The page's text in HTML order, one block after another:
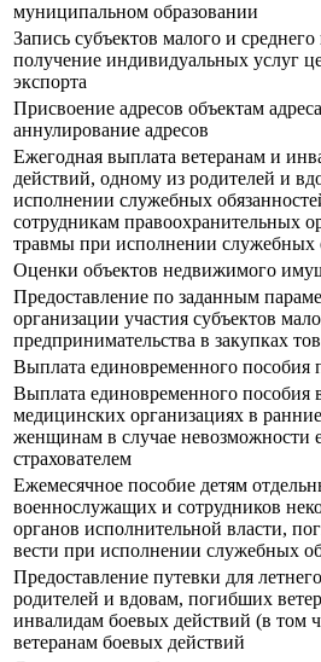
муниципальном образовании
Запись субъектов малого и
получение индивидуальных услуг
экспорта
Присвоение адресов объектам
аннулирование адресов
Ежегодная выплата ветеранам и
действий, одному из родителей и
исполнении служебных
сотрудникам правоохранительных
травмы при исполнении служебных
Оценки объектов недвижимого
Предоставление по заданным
организации участия субъектов
предпринимательства в закупках
Выплата единовременного пособия
Выплата единовременного пособия
медицинских организациях в
женщинам в случае невозможности
страхователем
Ежемесячное пособие детям
военнослужащих и сотрудников
органов исполнительной власти,
вести при исполнении служебных
Предоставление путевки для
родителей и вдовам, погибших
инвалидам боевых действий (в том
ветеранам боевых действий